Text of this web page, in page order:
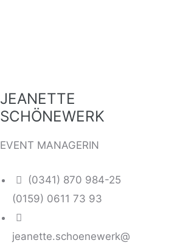
JEANETTE
SCHÖNEWERK
EVENT MANAGERIN
(0341) 870 984-25
(0159) 0611 73 93
jeanette.schoenewerk@